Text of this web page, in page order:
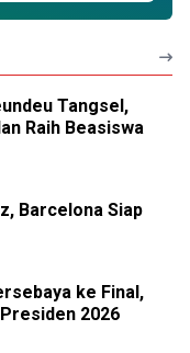
Tangsel,
Raih Beasiswa
Barcelona Siap
ke Final,
2026